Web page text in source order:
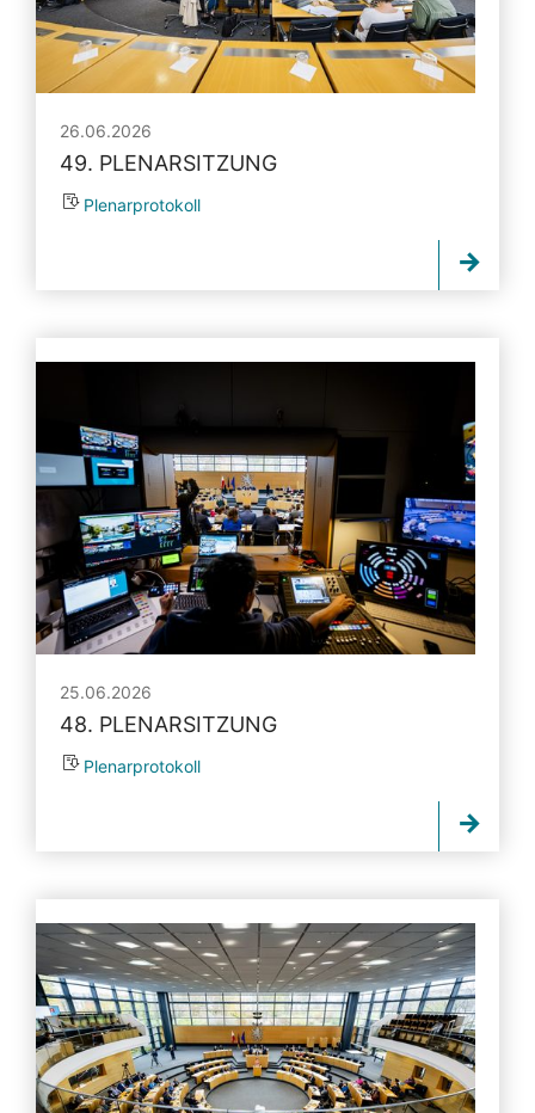
26.06.2026
49. PLENARSITZUNG
Plenarprotokoll
25.06.2026
48. PLENARSITZUNG
Plenarprotokoll